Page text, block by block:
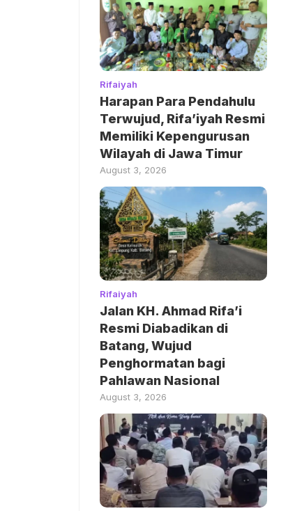
Rifaiyah
Harapan Para Pendahulu
Terwujud, Rifa’iyah Resmi
Memiliki Kepengurusan
Wilayah di Jawa Timur
August 3, 2026
Rifaiyah
Jalan KH. Ahmad Rifa’i
Resmi Diabadikan di
Batang, Wujud
Penghormatan bagi
Pahlawan Nasional
August 3, 2026